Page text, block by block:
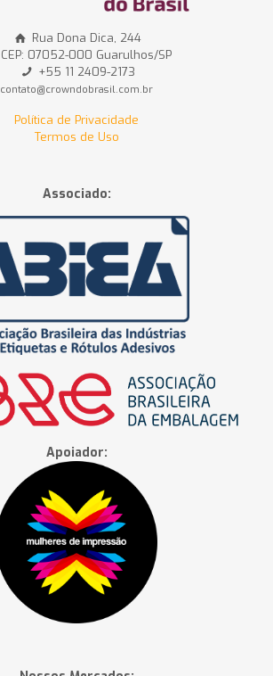
Rua Dona Dica, 244
CEP: 07052-000 Guarulhos/SP
+55 11 2409-2173
contato@crowndobrasil.com.br
Política de Privacidade
Termos de Uso
Associado:
Apoiador: